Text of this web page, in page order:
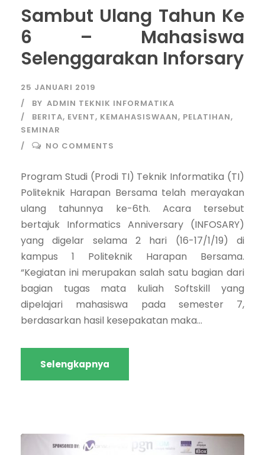
Sambut Ulang Tahun Ke
6 – Mahasiswa
Selenggarakan Inforsary
25 JANUARI 2019
BY ADMIN TEKNIK INFORMATIKA
BERITA, EVENT, KEMAHASISWAAN, PELATIHAN,
SEMINAR
NO COMMENTS
Program Studi (Prodi TI) Teknik Informatika (TI)
Politeknik Harapan Bersama telah merayakan
ulang tahunnya ke-6th. Acara tersebut
bertajuk Informatics Anniversary (INFOSARY)
yang digelar selama 2 hari (16-17/1/19) di
kampus 1 Politeknik Harapan Bersama.
“Kegiatan ini merupakan salah satu bagian dari
bagian tugas mata kuliah Softskill yang
dipelajari mahasiswa pada semester 7,
berdasarkan hasil kesepakatan maka...
Selengkapnya